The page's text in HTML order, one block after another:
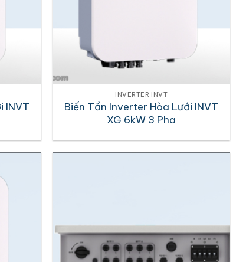
INVT
INVERTER INVT
Biến Tần Inverter Hòa Lưới INVT
XG 6kW 3 Pha